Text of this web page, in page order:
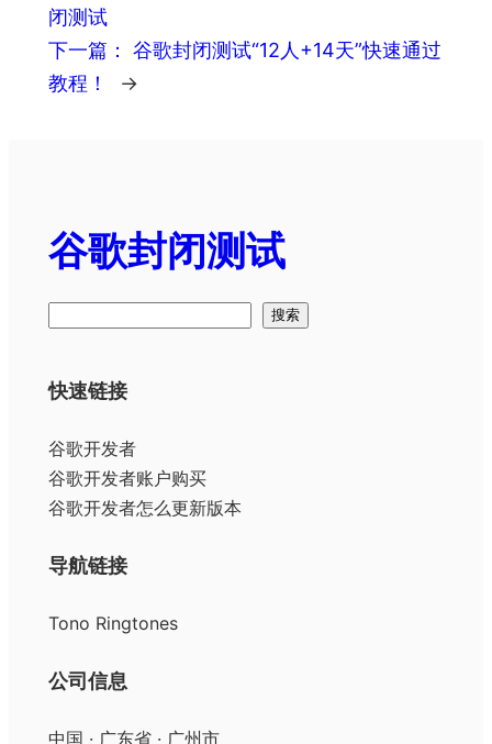
闭测试
下一篇：
谷歌封闭测试“12人+14天”快速通过
教程！
→
谷歌封闭测试
搜索
快速链接
谷歌开发者
谷歌开发者账户购买
谷歌开发者怎么更新版本
导航链接
Tono Ringtones
公司信息
中国 · 广东省 · 广州市